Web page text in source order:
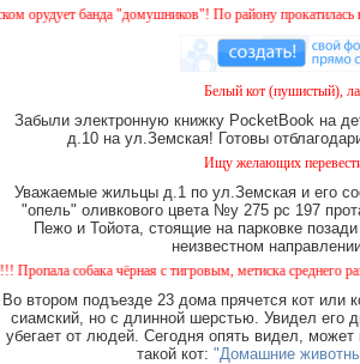
банда "домушников"! По району прокатилась
Белый кот (пушистый),
Забыли электронную книжку PocketBook на
д.10 на ул.Земская! Готовы
Ищу желающих перевести
Уважаемые жильцы д.1 по ул.Земская и его
"опель" оливкового цвета №у 275 рс 197
Пежо и Тойота, стоящие на парковке
неизвестном
собака чёрная с тигровым, метиска среднего
Во втором подъезде 23 дома прячется кот или
сиамский, но с длинной шерстью. Увидел его
убегает от людей. Сегодня опять видел,
такой кот: "Домашние